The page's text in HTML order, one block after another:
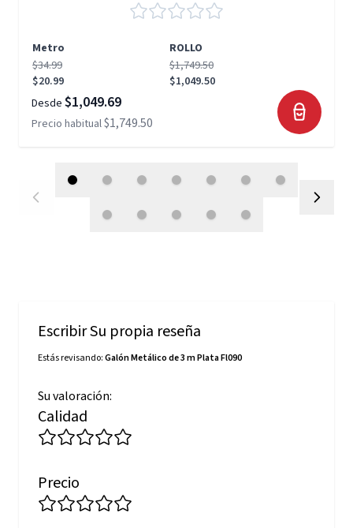
Metro
ROLLO
$34.99
$20.99
$1,749.50
$1,049.50
Desde $1,049.69
Precio habitual$1,749.50
Escribir Su propia reseña
Estás revisando:Galón Metálico de 3 m Plata Fl090
Su valoración:
Calidad
Precio